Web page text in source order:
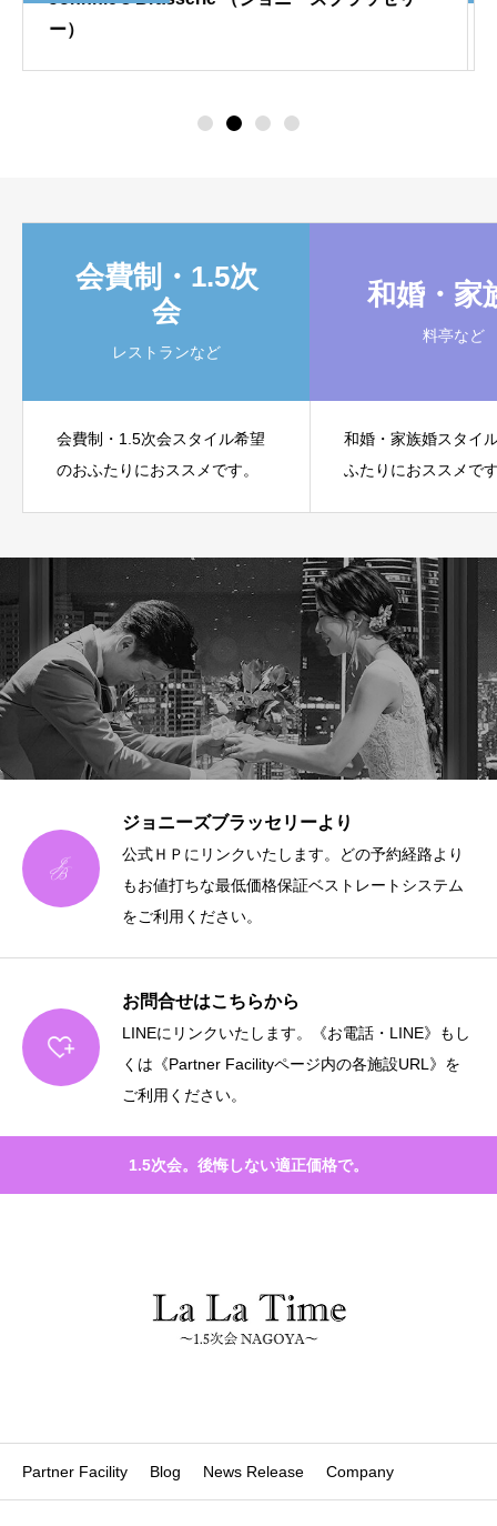
ホテルアークリッシュ豊橋
会費制・1.5次
会
レストランなど
会費制・1.5次会スタイル希望
のおふたりにおススメです。
和婚・家
料亭など
和婚・家族婚スタイ
ふたりにおススメで
ジョニーズブラッセリーより
公式ＨＰにリンクいたします。どの予約経路より
もお値打ちな最低価格保証ベストレートシステム
をご利用ください。
お問合せはこちらから
LINEにリンクいたします。《お電話・LINE》もし
くは《Partner Facilityページ内の各施設URL》を
ご利用ください。
1.5次会。後悔しない適正価格で。
Partner Facility Blog News Release Company